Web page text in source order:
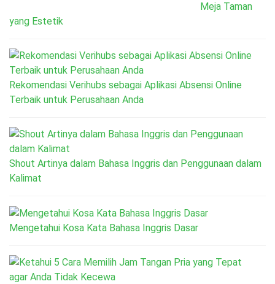
Meja Taman
yang Estetik
Rekomendasi Verihubs sebagai Aplikasi Absensi Online
Terbaik untuk Perusahaan Anda
Shout Artinya dalam Bahasa Inggris dan Penggunaan dalam
Kalimat
Mengetahui Kosa Kata Bahasa Inggris Dasar